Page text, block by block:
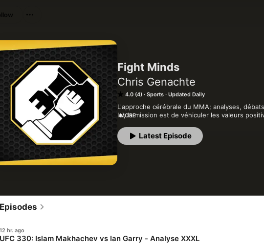
Fight Minds
Chris Genachte
4.0 (4) Sports Updated Daily
L'approche cérébrale du MMA; analyses,
Ici, la mission est de véhiculer les valeurs
l'actualité du MMA.
Hébergé par Acast. Visitez acast.com/privacy
MORE
Latest Episode
Episodes
12 hr. ago
UFC 330: Islam Makhachev vs Ian Garry - Analyse XXXL